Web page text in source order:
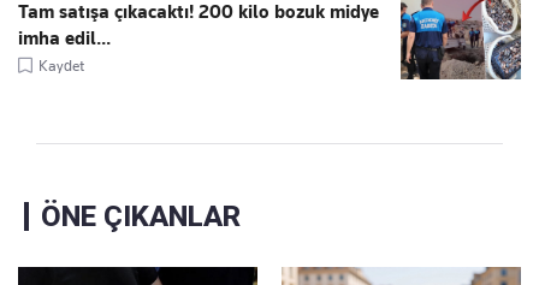
Tam satışa çıkacaktı! 200 kilo bozuk midye
imha edil...
Kaydet
ÖNE ÇIKANLAR